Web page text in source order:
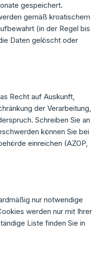
gespeichert.
gemäß kroatischem
(in der Regel bis
Daten gelöscht oder
Recht auf Auskunft,
der Verarbeitung,
Schreiben Sie an
können Sie bei
einreichen (AZOP,
nur notwendige
werden nur mit Ihrer
Liste finden Sie in